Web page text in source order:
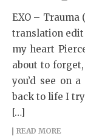
EXO – Trauma
translation
my heart
about to
you’d see on
back to life I
[…]
READ MORE